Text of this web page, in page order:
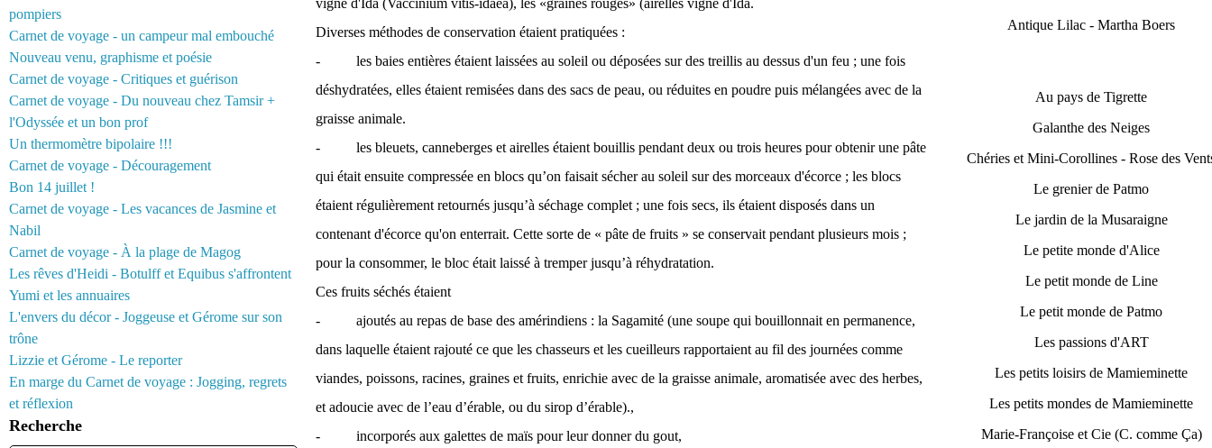
pompiers
Carnet de voyage - un campeur mal embouché
Nouveau venu, graphisme et poésie
Carnet de voyage - Critiques et guérison
Carnet de voyage - Du nouveau chez Tamsir +
l'Odyssée et un bon prof
Un thermomètre bipolaire !!!
Carnet de voyage - Découragement
Bon 14 juillet !
Carnet de voyage - Les vacances de Jasmine et
Nabil
Carnet de voyage - À la plage de Magog
Les rêves d'Heidi - Botulff et Equibus s'affrontent
Yumi et les annuaires
L'envers du décor - Joggeuse et Gérome sur son
trône
Lizzie et Gérome - Le reporter
En marge du Carnet de voyage : Jogging, regrets
et réflexion
Recherche
vigne d'Ida (Vaccinium vitis-idaea), les «graines rouges» (airelles vigne d'Ida.
Diverses méthodes de conservation étaient pratiquées :
- les baies entières étaient laissées au soleil ou déposées sur des treillis au dessus d'un feu ; une fois
déshydratées, elles étaient remisées dans des sacs de peau, ou réduites en poudre puis mélangées avec de la
graisse animale.
- les bleuets, canneberges et airelles étaient bouillis pendant deux ou trois heures pour obtenir une pâte
qui était ensuite compressée en blocs qu’on faisait sécher au soleil sur des morceaux d'écorce ; les blocs
étaient régulièrement retournés jusqu’à séchage complet ; une fois secs, ils étaient disposés dans un
contenant d'écorce qu'on enterrait. Cette sorte de « pâte de fruits » se conservait pendant plusieurs mois ;
pour la consommer, le bloc était laissé à tremper jusqu’à réhydratation.
Ces fruits séchés étaient
- ajoutés au repas de base des amérindiens : la Sagamité (une soupe qui bouillonnait en permanence,
dans laquelle étaient rajouté ce que les chasseurs et les cueilleurs rapportaient au fil des journées comme
viandes, poissons, racines, graines et fruits, enrichie avec de la graisse animale, aromatisée avec des herbes,
et adoucie avec de l’eau d’érable, ou du sirop d’érable).,
- incorporés aux galettes de maïs pour leur donner du gout,
Antique Lilac - Martha Boers
Au pays de Tigrette
Galanthe des Neiges
Chéries et Mini-Corollines - Rose des
Le grenier de Patmo
Le jardin de la Musaraigne
Le petite monde d'Alice
Le petit monde de Line
Le petit monde de Patmo
Les passions d'ART
Les petits loisirs de Mamieminette
Les petits mondes de Mamieminette
Marie-Françoise et Cie (C. comme Ça)